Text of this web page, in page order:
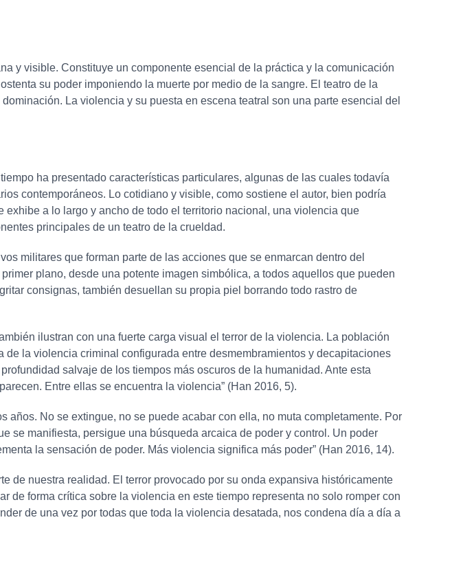
y visible. Constituye un componente esencial de la práctica y la comunicación
su poder imponiendo la muerte por medio de la sangre. El teatro de la
La violencia y su puesta en escena teatral son una parte esencial del
ha presentado características particulares, algunas de las cuales todavía
contemporáneos. Lo cotidiano y visible, como sostiene el autor, bien podría
a lo largo y ancho de todo el territorio nacional, una violencia que
principales de un teatro de la crueldad.
militares que forman parte de las acciones que se enmarcan dentro del
plano, desde una potente imagen simbólica, a todos aquellos que pueden
consignas, también desuellan su propia piel borrando todo rastro de
ilustran con una fuerte carga visual el terror de la violencia. La población
la violencia criminal configurada entre desmembramientos y decapitaciones
salvaje de los tiempos más oscuros de la humanidad. Ante esta
Entre ellas se encuentra la violencia” (Han 2016, 5).
No se extingue, no se puede acabar con ella, no muta completamente. Por
se manifiesta, persigue una búsqueda arcaica de poder y control. Un poder
la sensación de poder. Más violencia significa más poder” (Han 2016, 14).
de nuestra realidad. El terror provocado por su onda expansiva históricamente
de forma crítica sobre la violencia en este tiempo representa no solo romper con
de una vez por todas que toda la violencia desatada, nos condena día a día a